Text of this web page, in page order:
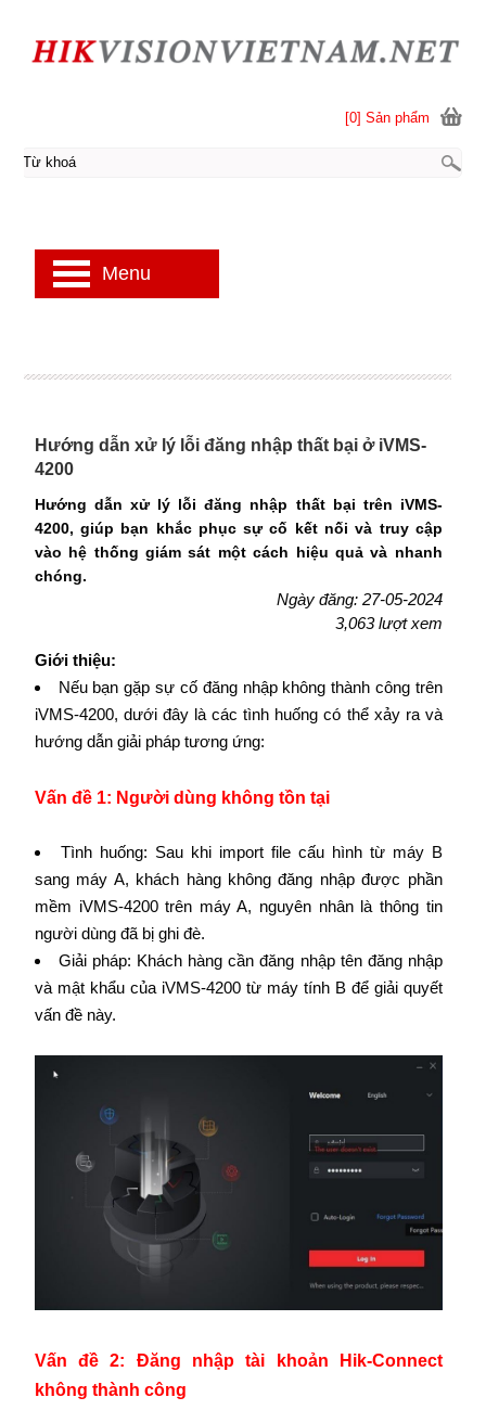
Hướng dẫn xử lý lỗi đăng nhập thất bại ở iVMS-
4200
Hướng dẫn xử lý lỗi đăng nhập thất bại trên iVMS-
4200, giúp bạn khắc phục sự cố kết nối và truy cập
vào hệ thống giám sát một cách hiệu quả và nhanh
chóng.
Ngày đăng: 27-05-2024
3,063 lượt xem
Giới thiệu:
Nếu bạn gặp sự cố đăng nhập không thành công trên
iVMS-4200, dưới đây là các tình huống có thể xảy ra và
hướng dẫn giải pháp tương ứng:
Vấn đề 1: Người dùng không tồn tại
Tình huống: Sau khi import file cấu hình từ máy B
sang máy A, khách hàng không đăng nhập được phần
mềm iVMS-4200 trên máy A, nguyên nhân là thông tin
người dùng đã bị ghi đè.
Giải pháp: Khách hàng cần đăng nhập tên đăng nhập
và mật khẩu của iVMS-4200 từ máy tính B để giải quyết
vấn đề này.
Vấn đề 2: Đăng nhập tài khoản Hik-Connect
không thành công
[0] Sản phẩm
Menu